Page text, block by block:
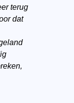
terug
dat